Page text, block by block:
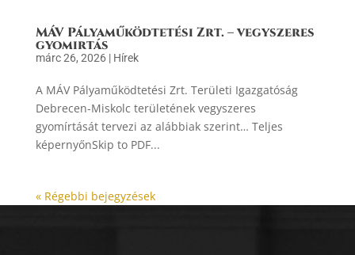
MÁV Pályaműködtetési Zrt. – vegyszeres
gyomirtás
márc 26, 2026| Hírek
A MÁV Pályaműködtetési Zrt. Területi Igazgatóság
Debrecen-Miskolc területének vegyszeres
gyomírtását tervezi az alábbiak szerint… Teljes
képernyőnSkip to PDF...
« Régebbi bejegyzések